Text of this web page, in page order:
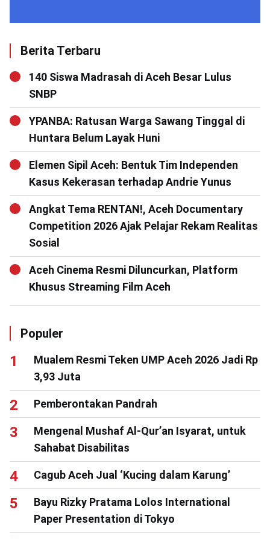
Berita Terbaru
140 Siswa Madrasah di Aceh Besar Lulus
SNBP
YPANBA: Ratusan Warga Sawang Tinggal di
Huntara Belum Layak Huni
Elemen Sipil Aceh: Bentuk Tim Independen
Kasus Kekerasan terhadap Andrie Yunus
Angkat Tema RENTAN!, Aceh Documentary
Competition 2026 Ajak Pelajar Rekam Realitas
Sosial
Aceh Cinema Resmi Diluncurkan, Platform
Khusus Streaming Film Aceh
Populer
Mualem Resmi Teken UMP Aceh 2026 Jadi Rp
3,93 Juta
Pemberontakan Pandrah
Mengenal Mushaf Al-Qur’an Isyarat, untuk
Sahabat Disabilitas
Cagub Aceh Jual ‘Kucing dalam Karung’
Bayu Rizky Pratama Lolos International
Paper Presentation di Tokyo